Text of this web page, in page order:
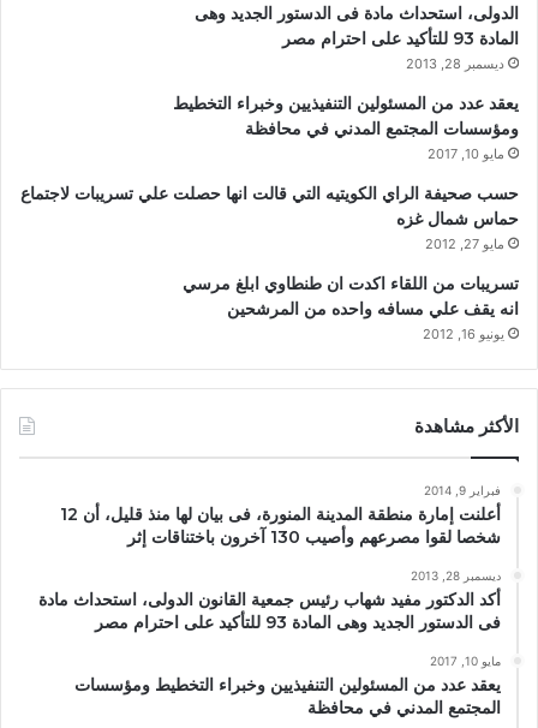
الدولى، استحداث مادة فى الدستور الجديد وهى
المادة 93 للتأكيد على احترام مصر
ديسمبر 28, 2013
يعقد عدد من المسئولين التنفيذيين وخبراء التخطيط
ومؤسسات المجتمع المدني في محافظة
مايو 10, 2017
حسب صحيفة الراي الكويتيه التي قالت انها حصلت علي تسريبات لاجتماع
حماس شمال غزه
مايو 27, 2012
تسريبات من اللقاء اكدت ان طنطاوي ابلغ مرسي
انه يقف علي مسافه واحده من المرشحين
يونيو 16, 2012
الأكثر مشاهدة
فبراير 9, 2014
أعلنت إمارة منطقة المدينة المنورة، فى بيان لها منذ قليل، أن 12
شخصا لقوا مصرعهم وأصيب 130 آخرون باختناقات إثر
ديسمبر 28, 2013
أكد الدكتور مفيد شهاب رئيس جمعية القانون الدولى، استحداث مادة
فى الدستور الجديد وهى المادة 93 للتأكيد على احترام مصر
مايو 10, 2017
يعقد عدد من المسئولين التنفيذيين وخبراء التخطيط ومؤسسات
المجتمع المدني في محافظة